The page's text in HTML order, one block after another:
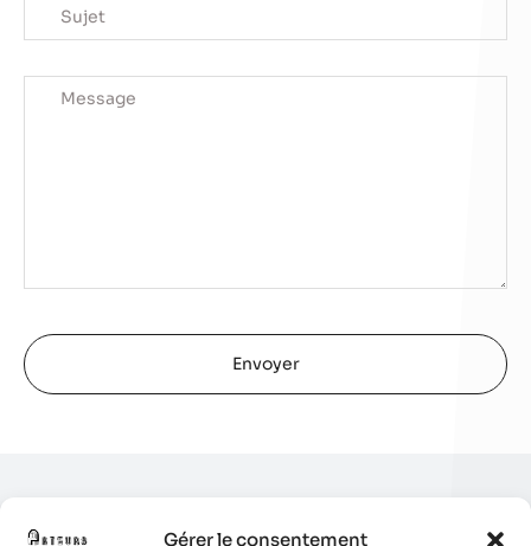
Gérer le consentement